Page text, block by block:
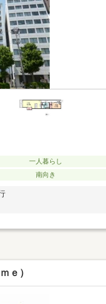
一人暮らし
南向き
ｅ）